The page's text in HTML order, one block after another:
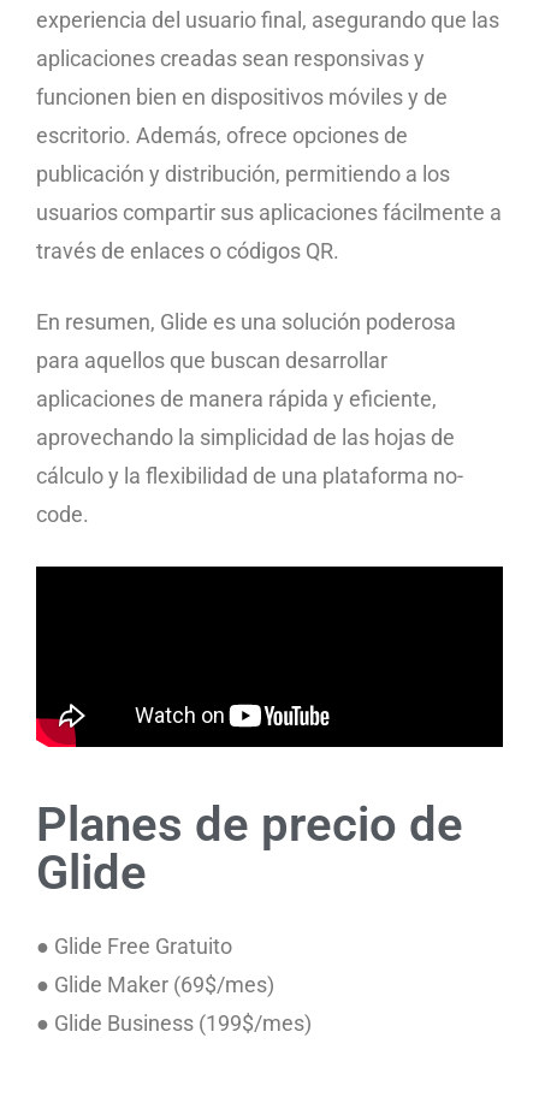
experiencia del usuario final, asegurando que las
aplicaciones creadas sean responsivas y
funcionen bien en dispositivos móviles y de
escritorio. Además, ofrece opciones de
publicación y distribución, permitiendo a los
usuarios compartir sus aplicaciones fácilmente a
través de enlaces o códigos QR.
En resumen, Glide es una solución poderosa
para aquellos que buscan desarrollar
aplicaciones de manera rápida y eficiente,
aprovechando la simplicidad de las hojas de
cálculo y la flexibilidad de una plataforma no-
code.
Planes de precio de
Glide
● Glide Free Gratuito
● Glide Maker (69$/mes)
● Glide Business (199$/mes)